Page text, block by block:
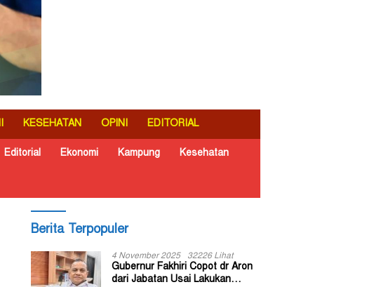
KESEHATAN OPINI EDITORIAL
Editorial Ekonomi Kampung Kesehatan
Berita Terpopuler
4 November 2025 32226 Lihat
Gubernur Fakhiri Copot dr Aron
dari Jabatan Usai Lakukan